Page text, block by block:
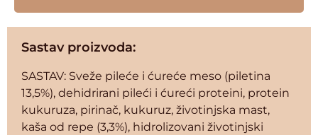
Sastav proizvoda:
SASTAV: Sveže pileće i ćureće meso (piletina
13,5%), dehidrirani pileći i ćureći proteini, protein
kukuruza, pirinač, kukuruz, životinjska mast,
kaša od repe (3,3%), hidrolizovani životinjski